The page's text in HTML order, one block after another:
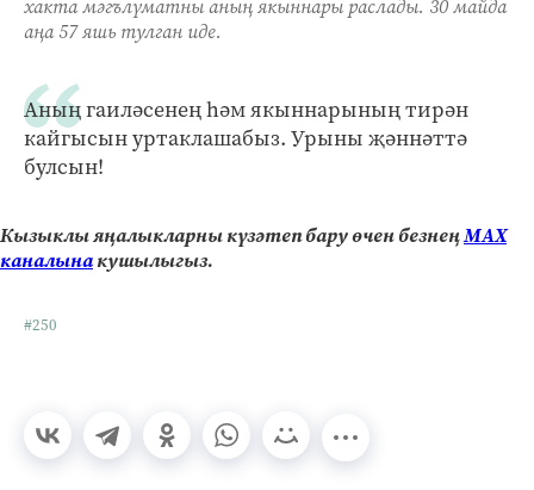
хакта мәгълүматны аның якыннары раслады. 30 майда
аңа 57 яшь тулган иде.
Аның гаиләсенең һәм якыннарының тирән
кайгысын уртаклашабыз. Урыны җәннәттә
булсын!
Кызыклы яңалыкларны күзәтеп бару өчен безнеңМАХ
каналынакушылыгыз.
#250